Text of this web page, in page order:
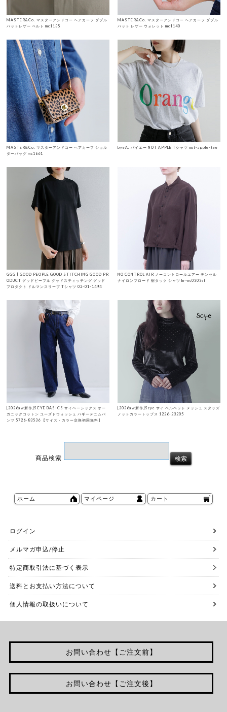
MASTER&Co. マスターアンドコー ヘアカーフ ダブル
バットレザー ベルト mc1135
MASTER&Co. マスターアンドコー ヘアカーフ ダブル
バット レザー ウォレット mc1140
MASTER&Co. マスターアンドコー ヘアカーフ ショル
ダーバッグ mc1661
byeA. バイエー NOT APPLE Tシャツ not-apple-tee
GGG | GOOD PEOPLE GOOD STITCHING GOOD PR
ODUCT グッドピープル グッドスティッチング グッド
プロダクト ドルマンスリーブ Tシャツ 02-01-1494
NO CONTROL AIR ノーコントロールエアー テンセル
ナイロンブロード 裾タック シャツ hr-nc0303sf
[2026aw新作]SCYE BASICS サイベーシックス オー
ガニックコットン ユーズドウォッシュ バギーデニムパ
ンツ 5726-83536 【サイズ・カラー交換初回無料】
[2026aw新作]Scye サイ ベルベット メッシュ スタッズ
ノットカラートップス 1226-23205
商品検索
ホーム マイページ カート
ログイン
メルマガ申込/停止
特定商取引法に基づく表示
送料とお支払い方法について
個人情報の取扱いについて
お問い合わせ【ご注文前】
お問い合わせ【ご注文後】